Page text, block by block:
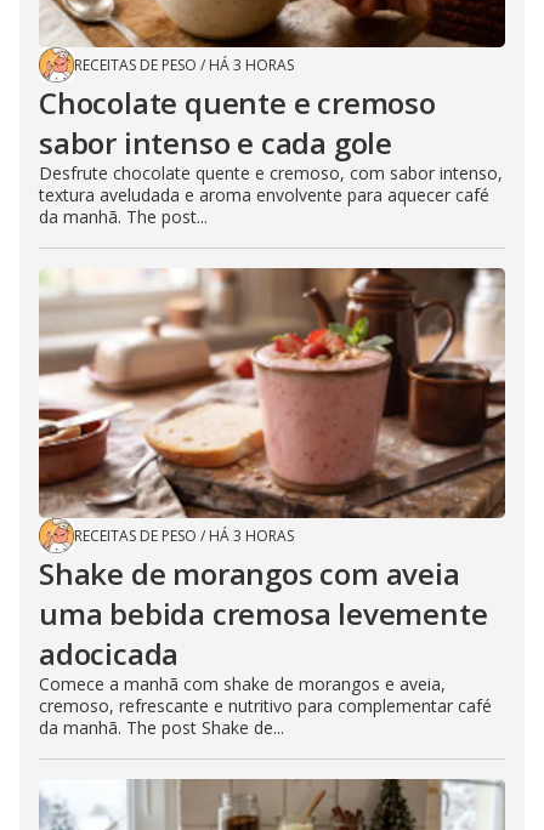
RECEITAS DE PESO / HÁ 3 HORAS
Chocolate quente e cremoso
sabor intenso e cada gole
Desfrute chocolate quente e cremoso, com sabor intenso,
textura aveludada e aroma envolvente para aquecer café
da manhã. The post...
RECEITAS DE PESO / HÁ 3 HORAS
Shake de morangos com aveia
uma bebida cremosa levemente
adocicada
Comece a manhã com shake de morangos e aveia,
cremoso, refrescante e nutritivo para complementar café
da manhã. The post Shake de...